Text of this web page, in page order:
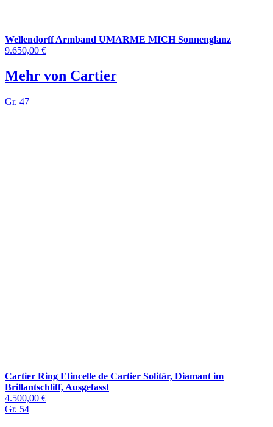
Wellendorff Armband UMARME MICH Sonnenglanz
9.650,00 €
Mehr von Cartier
Gr. 47
Cartier Ring Etincelle de Cartier Solitär, Diamant im
Brillantschliff, Ausgefasst
4.500,00 €
Gr. 54